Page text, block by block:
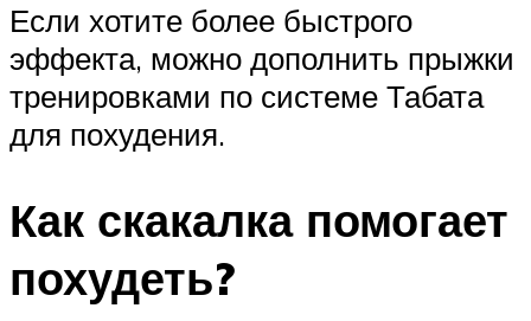
Если хотите более быстрого
эффекта, можно дополнить прыжки
тренировками по системе Табата
для похудения.
Как скакалка помогает
похудеть?